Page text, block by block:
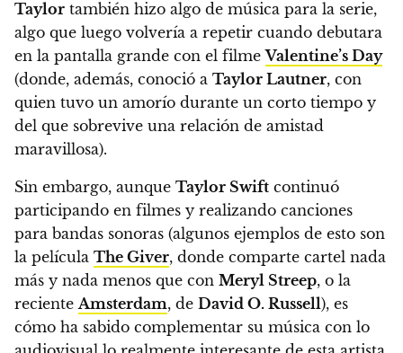
Taylor también hizo algo de música para la serie,
algo que luego volvería a repetir cuando debutara
en la pantalla grande con el filmeValentine’s Day
(donde, además, conoció a Taylor Lautner, con
quien tuvo un amorío durante un corto tiempo y
del que sobrevive una relación de amistad
maravillosa).
Sin embargo, aunque Taylor Swift continuó
participando en filmes y realizando canciones
para bandas sonoras (algunos ejemplos de esto son
la película The Giver, donde comparte cartel nada
más y nada menos que con Meryl Streep, o la
recienteAmsterdam, de David O. Russell), es
cómo ha sabido complementar su música con lo